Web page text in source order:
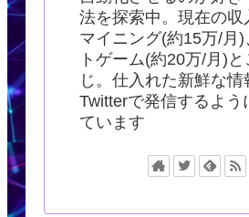
法を探索中。現在の収
マイニング(約15万/月
トゲーム(約20万/月)
じ。仕入れた新鮮な情
Twitterで発信するよう
ています